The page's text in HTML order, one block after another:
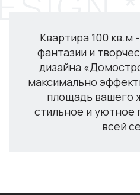
Квартира 100 кв.м
фантазии и
дизайна
максимально
площадь вашего
стильное и уютное
всей